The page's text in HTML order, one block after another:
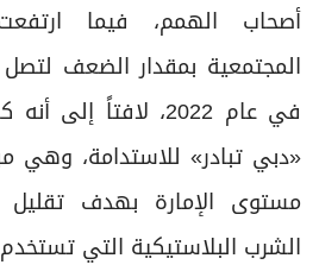
أصحاب الهمم، فيما
في عام 2022، لافتاً
«دبي تبادر» للاستدامة، وهي
مستوى الإمارة بهدف تقليل
الشرب البلاستيكية التي